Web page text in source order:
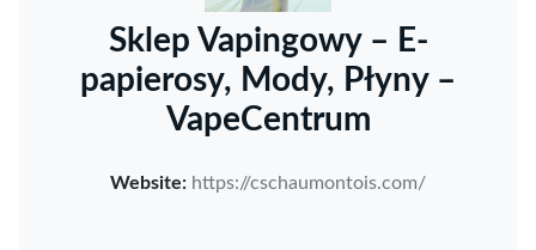
Sklep Vapingowy – E-
papierosy, Mody, Płyny –
VapeCentrum
Website: https://cschaumontois.com/